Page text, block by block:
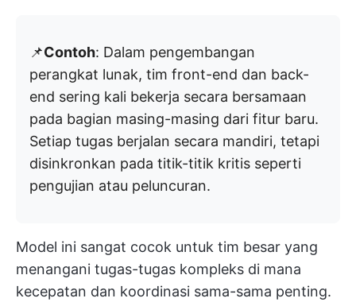
📌Contoh: Dalam pengembangan
perangkat lunak, tim front-end dan back-
end sering kali bekerja secara bersamaan
pada bagian masing-masing dari fitur baru.
Setiap tugas berjalan secara mandiri, tetapi
disinkronkan pada titik-titik kritis seperti
pengujian atau peluncuran.
Model ini sangat cocok untuk tim besar yang
menangani tugas-tugas kompleks di mana
kecepatan dan koordinasi sama-sama penting.